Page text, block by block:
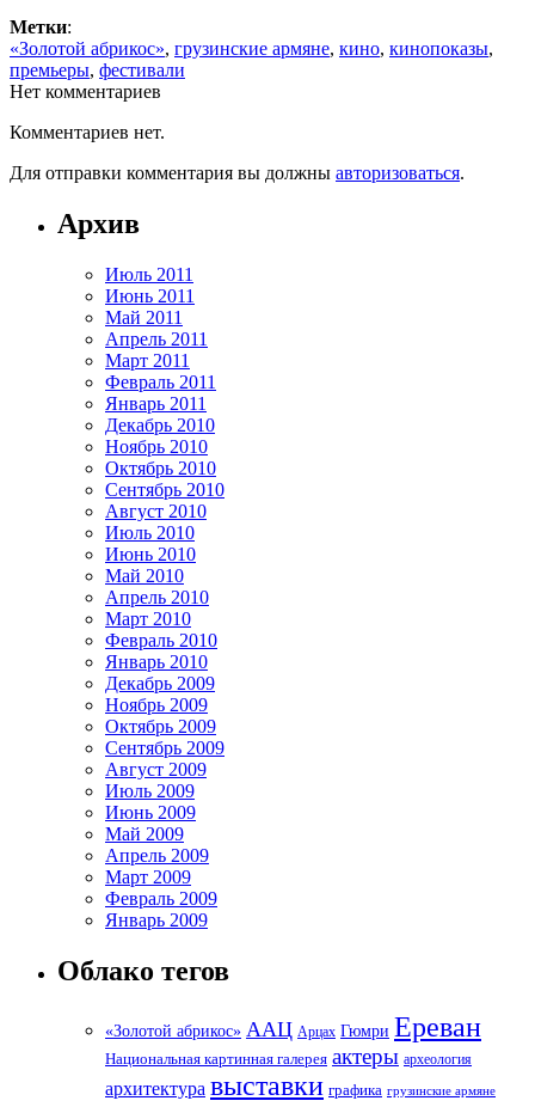
Метки:
«Золотой абрикос», грузинские армяне, кино, кинопоказы,
премьеры, фестивали
Нет комментариев
Комментариев нет.
Для отправки комментария вы должны авторизоваться.
Архив
Июль 2011
Июнь 2011
Май 2011
Апрель 2011
Март 2011
Февраль 2011
Январь 2011
Декабрь 2010
Ноябрь 2010
Октябрь 2010
Сентябрь 2010
Август 2010
Июль 2010
Июнь 2010
Май 2010
Апрель 2010
Март 2010
Февраль 2010
Январь 2010
Декабрь 2009
Ноябрь 2009
Октябрь 2009
Сентябрь 2009
Август 2009
Июль 2009
Июнь 2009
Май 2009
Апрель 2009
Март 2009
Февраль 2009
Январь 2009
Облако тегов
«Золотой абрикос» ААЦ Арцах Гюмри Ереван
Национальная картинная галерея актеры археология
архитектура выставки графика грузинские армяне